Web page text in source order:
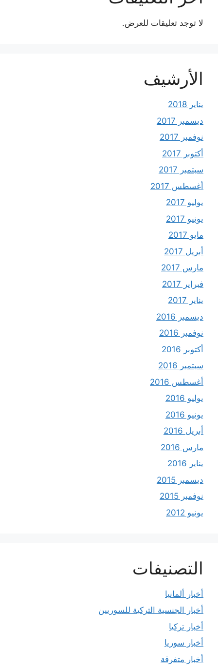
لا توجد تعليقات للعرض.
الأرشيف
يناير 2018
ديسمبر 2017
نوفمبر 2017
أكتوبر 2017
سبتمبر 2017
أغسطس 2017
يوليو 2017
يونيو 2017
مايو 2017
أبريل 2017
مارس 2017
فبراير 2017
يناير 2017
ديسمبر 2016
نوفمبر 2016
أكتوبر 2016
سبتمبر 2016
أغسطس 2016
يوليو 2016
يونيو 2016
أبريل 2016
مارس 2016
يناير 2016
ديسمبر 2015
نوفمبر 2015
يونيو 2012
التصنيفات
أخبار ألمانيا
أخبار الجنسية التركية للسوريين
أخبار تركيا
أخبار سوريا
أخبار متفرقة